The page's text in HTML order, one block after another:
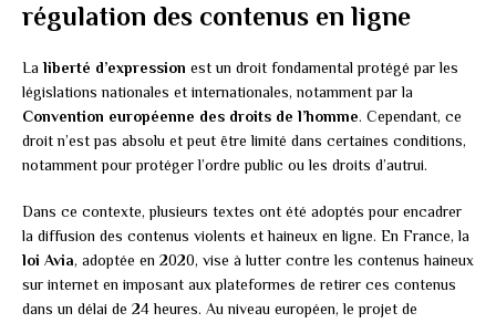
régulation des contenus en ligne
La liberté d’expression est un droit fondamental protégé par les
législations nationales et internationales, notamment par la
Convention européenne des droits de l’homme. Cependant, ce
droit n’est pas absolu et peut être limité dans certaines conditions,
notamment pour protéger l’ordre public ou les droits d’autrui.
Dans ce contexte, plusieurs textes ont été adoptés pour encadrer
la diffusion des contenus violents et haineux en ligne. En France, la
loi Avia, adoptée en 2020, vise à lutter contre les contenus haineux
sur internet en imposant aux plateformes de retirer ces contenus
dans un délai de 24 heures. Au niveau européen, le projet de